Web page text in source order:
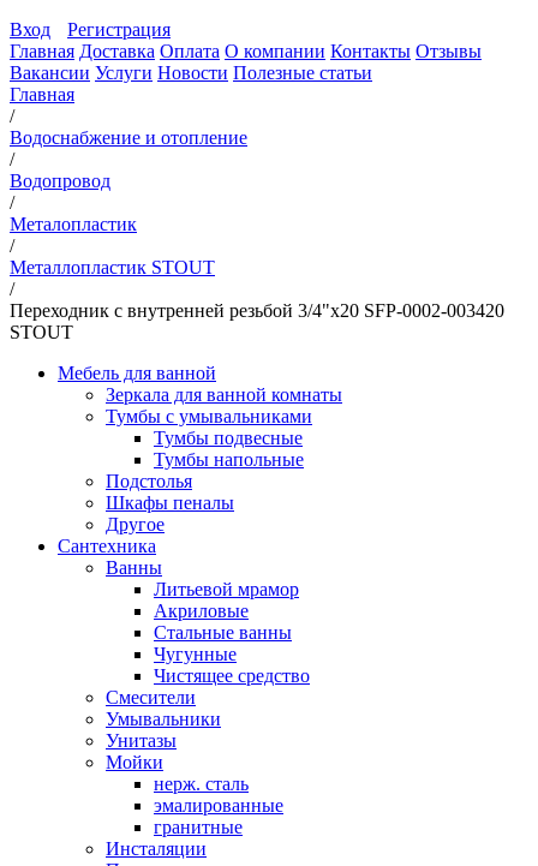
Вход
Регистрация
Главная Доставка Оплата О компании Контакты Отзывы
Вакансии Услуги Новости Полезные статьи
Главная
/
Водоснабжение и отопление
/
Водопровод
/
Металопластик
/
Металлопластик STOUT
/
Переходник с внутренней резьбой 3/4"х20 SFP-0002-003420
STOUT
Мебель для ванной
Зеркала для ванной комнаты
Тумбы с умывальниками
Тумбы подвесные
Тумбы напольные
Подстолья
Шкафы пеналы
Другое
Сантехника
Ванны
Литьевой мрамор
Акриловые
Стальные ванны
Чугунные
Чистящее средство
Смесители
Умывальники
Унитазы
Мойки
нерж. сталь
эмалированные
гранитные
Инсталяции